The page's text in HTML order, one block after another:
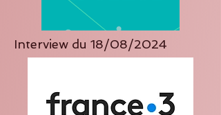
Interview du 18/08/2024